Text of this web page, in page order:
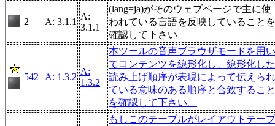
2 A: 3.1.1
A:
3.1.1
(lang=ja)がそのウェブページで主に使
われている言語を反映していることを
確認して下さい
542 A: 1.3.2
A:
1.3.2
本ツールの音声ブラウザモードを用い
てコンテンツを線形化し、線形化した
読み上げ順序が表現によって伝えられ
ている意味のある順序と合致すること
を確認して下さい。
もしこのテーブルがレイアウトテーブ